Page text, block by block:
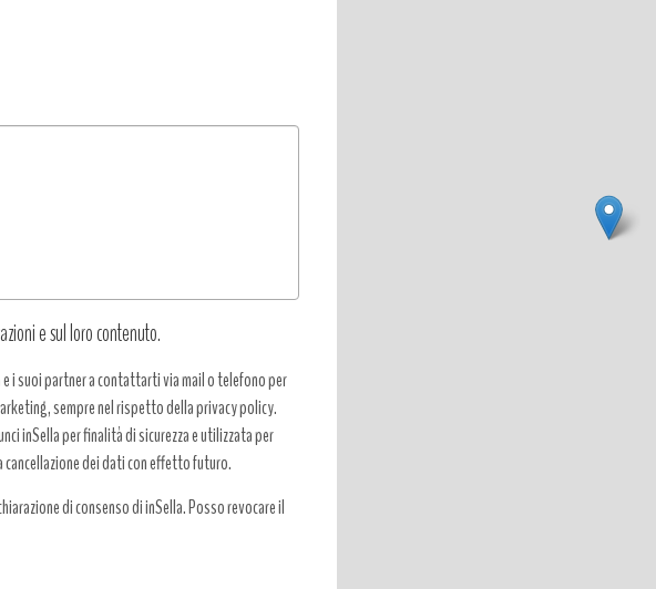
e sul loro contenuto.
i suoi partner a contattarti via mail o telefono per
sempre nel rispetto della privacy policy.
inSella per finalità di sicurezza e utilizzata per
dei dati con effetto futuro.
di consenso di inSella. Posso revocare il